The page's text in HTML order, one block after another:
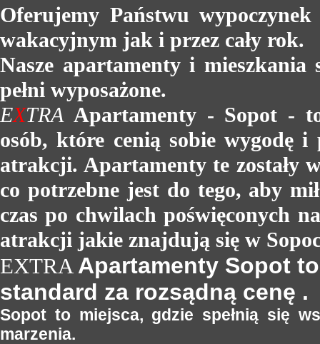
Oferujemy Państwu
wakacyjnym jak i przez cały rok.
Nasze apartamenty i
pełni wyposażone.
EXTRA Apartamenty - Sopot -
osób, które cenią sobie wygodę
atrakcji. Apartamenty te zostały
co potrzebne jest do tego, aby
czas po chwilach poświęconych
atrakcji jakie znajdują się w
EXTRA Apartamenty Sopot
standard za rozsądną cenę .
Sopot to miejsca, gdzie spełnią się
marzenia.